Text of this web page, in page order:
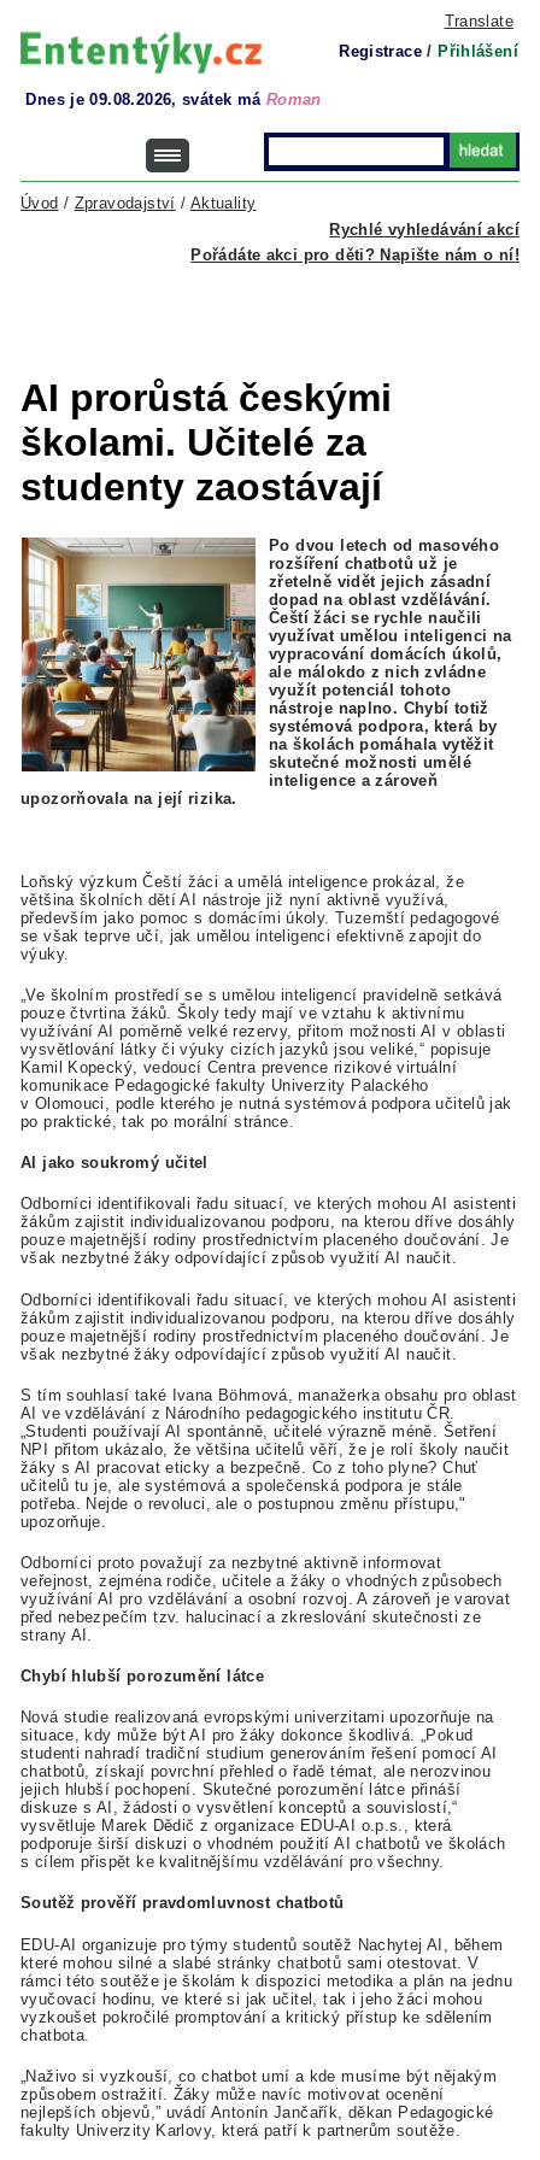
Translate
Registrace / Přihlášení
Dnes je 09.08.2026, svátek má Roman
Rychlé vyhledávání akcí
Úvod / Zpravodajství / Aktuality
Pořádáte akci pro děti? Napište nám o ní!
AI prorůstá českými
školami. Učitelé za
studenty zaostávají
Po dvou letech od masového
rozšíření chatbotů už je
zřetelně vidět jejich zásadní
dopad na oblast vzdělávání.
Čeští žáci se rychle naučili
využívat umělou inteligenci na
vypracování domácích úkolů,
ale málokdo z nich zvládne
využít potenciál tohoto
nástroje naplno. Chybí totiž
systémová podpora, která by
na školách pomáhala vytěžit
skutečné možnosti umělé
inteligence a zároveň
upozorňovala na její rizika.
Loňský výzkum Čeští žáci a umělá inteligence prokázal, že
většina školních dětí AI nástroje již nyní aktivně využívá,
především jako pomoc s domácími úkoly. Tuzemští pedagogové
se však teprve učí, jak umělou inteligenci efektivně zapojit do
výuky.
„Ve školním prostředí se s umělou inteligencí pravidelně setkává
pouze čtvrtina žáků. Školy tedy mají ve vztahu k aktivnímu
využívání AI poměrně velké rezervy, přitom možnosti AI v oblasti
vysvětlování látky či výuky cizích jazyků jsou veliké,“ popisuje
Kamil Kopecký, vedoucí Centra prevence rizikové virtuální
komunikace Pedagogické fakulty Univerzity Palackého
v Olomouci, podle kterého je nutná systémová podpora učitelů jak
po praktické, tak po morální stránce.
AI jako soukromý učitel
Odborníci identifikovali řadu situací, ve kterých mohou AI asistenti
žákům zajistit individualizovanou podporu, na kterou dříve dosáhly
pouze majetnější rodiny prostřednictvím placeného doučování. Je
však nezbytné žáky odpovídající způsob využití AI naučit.
Odborníci identifikovali řadu situací, ve kterých mohou AI asistenti
žákům zajistit individualizovanou podporu, na kterou dříve dosáhly
pouze majetnější rodiny prostřednictvím placeného doučování. Je
však nezbytné žáky odpovídající způsob využití AI naučit.
S tím souhlasí také Ivana Böhmová, manažerka obsahu pro oblast
AI ve vzdělávání z Národního pedagogického institutu ČR.
„Studenti používají AI spontánně, učitelé výrazně méně. Šetření
NPI přitom ukázalo, že většina učitelů věří, že je rolí školy naučit
žáky s AI pracovat eticky a bezpečně. Co z toho plyne? Chuť
učitelů tu je, ale systémová a společenská podpora je stále
potřeba. Nejde o revoluci, ale o postupnou změnu přístupu,"
upozorňuje.
Odborníci proto považují za nezbytné aktivně informovat
veřejnost, zejména rodiče, učitele a žáky o vhodných způsobech
využívání AI pro vzdělávání a osobní rozvoj. A zároveň je varovat
před nebezpečím tzv. halucinací a zkreslování skutečnosti ze
strany AI.
Chybí hlubší porozumění látce
Nová studie realizovaná evropskými univerzitami upozorňuje na
situace, kdy může být AI pro žáky dokonce škodlivá. „Pokud
studenti nahradí tradiční studium generováním řešení pomocí AI
chatbotů, získají povrchní přehled o řadě témat, ale nerozvinou
jejich hlubší pochopení. Skutečné porozumění látce přináší
diskuze s AI, žádosti o vysvětlení konceptů a souvislostí,“
vysvětluje Marek Dědič z organizace EDU-AI o.p.s., která
podporuje širší diskuzi o vhodném použití AI chatbotů ve školách
s cílem přispět ke kvalitnějšímu vzdělávání pro všechny.
Soutěž prověří pravdomluvnost chatbotů
EDU-AI organizuje pro týmy studentů soutěž Nachytej AI, během
které mohou silné a slabé stránky chatbotů sami otestovat. V
rámci této soutěže je školám k dispozici metodika a plán na jednu
vyučovací hodinu, ve které si jak učitel, tak i jeho žáci mohou
vyzkoušet pokročilé promptování a kritický přístup ke sdělením
chatbota.
„Naživo si vyzkouší, co chatbot umí a kde musíme být nějakým
způsobem ostražití. Žáky může navíc motivovat ocenění
nejlepších objevů,” uvádí Antonín Jančařík, děkan Pedagogické
fakulty Univerzity Karlovy, která patří k partnerům soutěže.